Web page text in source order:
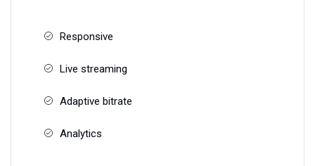
Responsive
Live streaming
Adaptive bitrate
Analytics